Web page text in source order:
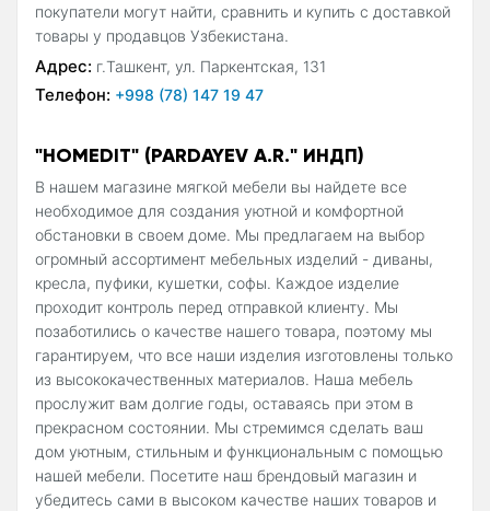
покупатели могут найти, сравнить и купить с доставкой
товары у продавцов Узбекистана.
Адрес: г.Ташкент, ул. Паркентская, 131
Телефон: +998 (78) 147 19 47
"HOMEDIT" (PARDAYEV A.R." ИНДП)
В нашем магазине мягкой мебели вы найдете все
необходимое для создания уютной и комфортной
обстановки в своем доме. Мы предлагаем на выбор
огромный ассортимент мебельных изделий - диваны,
кресла, пуфики, кушетки, софы. Каждое изделие
проходит контроль перед отправкой клиенту. Мы
позаботились о качестве нашего товара, поэтому мы
гарантируем, что все наши изделия изготовлены только
из высококачественных материалов. Наша мебель
прослужит вам долгие годы, оставаясь при этом в
прекрасном состоянии. Мы стремимся сделать ваш
дом уютным, стильным и функциональным с помощью
нашей мебели. Посетите наш брендовый магазин и
убедитесь сами в высоком качестве наших товаров и